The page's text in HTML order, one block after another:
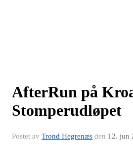
AfterRun på
Stomperudløpet
Postet av Trond Hegrenæs den 12. jun